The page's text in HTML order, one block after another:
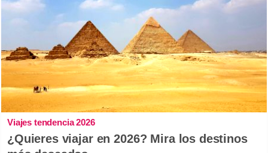
Viajes tendencia 2026
¿Quieres viajar en 2026? Mira los destinos